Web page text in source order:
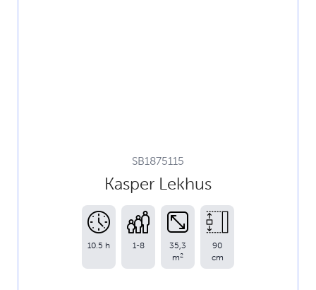
SB1875115
Kasper Lekhus
10.5 h 1-8
35,3
m2
90
cm